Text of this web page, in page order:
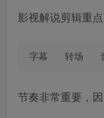
影视解说剪辑重点
字幕   转场
节奏非常重要，